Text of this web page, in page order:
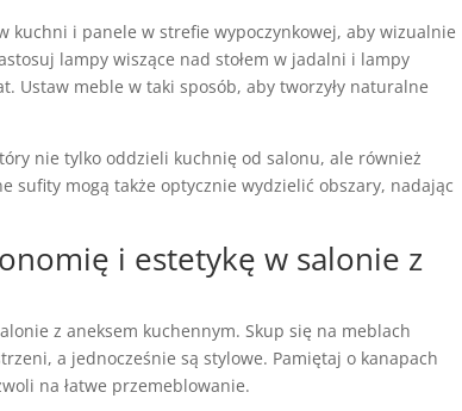
kuchni i panele w strefie wypoczynkowej, aby wizualnie
lampy wiszące nad stołem w jadalni i lampy
Ustaw meble w taki sposób, aby tworzyły naturalne
nie tylko oddzieli kuchnię od salonu, ale również
sufity mogą także optycznie wydzielić obszary, nadając
i estetykę w salonie z
z aneksem kuchennym. Skup się na meblach
a jednocześnie są stylowe. Pamiętaj o kanapach
na łatwe przemeblowanie.